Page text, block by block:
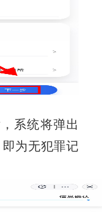
系统将弹出
为无犯罪记